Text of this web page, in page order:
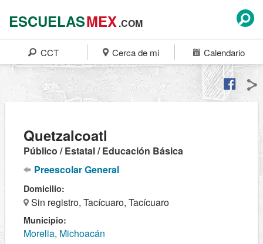
ESCUELASMEX.COM
CCT Cerca de mi Calendario
Quetzalcoatl
Público / Estatal / Educación Básica
Preescolar General
Domicilio:
Sin registro, Tacícuaro, Tacícuaro
Municipio:
Morelia, Michoacán